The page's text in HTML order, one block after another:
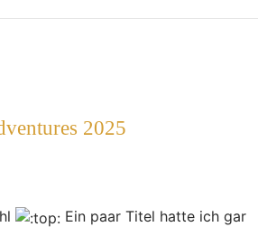
2025
Ein paar Titel hatte ich gar